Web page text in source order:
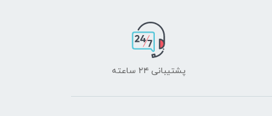
پشتیبانی ۲۴ ساعته